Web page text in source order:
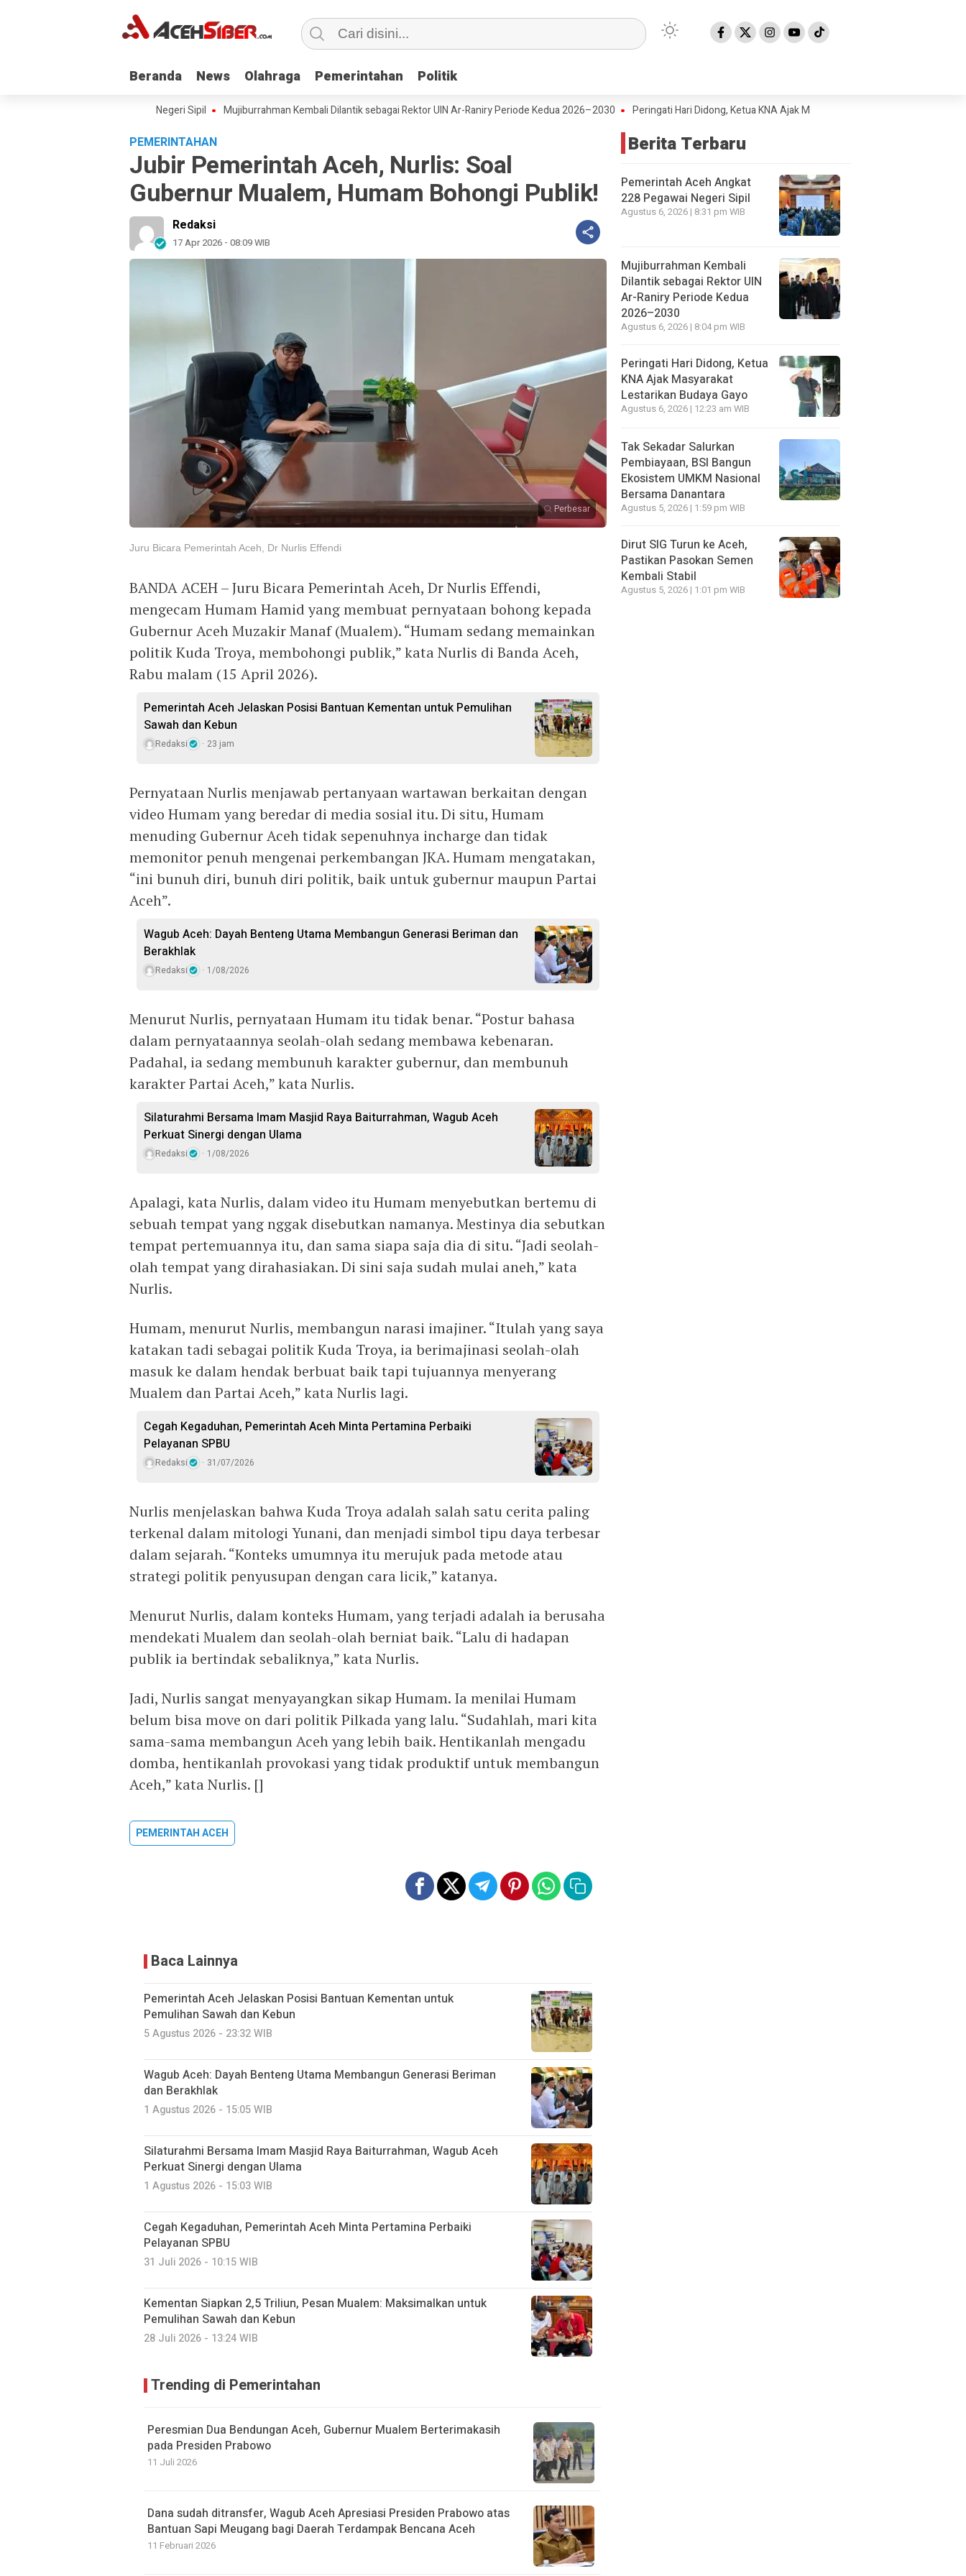
Beranda News Olahraga Pemerintahan Politik
Beranda News Olahraga Pemerintahan Politik
Angkat 228 Pegawai Negeri Sipil Mujiburrahman Kembali Dilantik sebagai Rektor UIN Ar-Raniry Periode Kedua 2026–2030 Peringati Hari Didong, Ketua KNA Ajak Masyarakat Lestarikan Budaya Gayo
PEMERINTAHAN
Jubir Pemerintah Aceh, Nurlis: Soal
Gubernur Mualem, Humam Bohongi Publik!
Redaksi
17 Apr 2026 - 08:09 WIB
Perbesar
Juru Bicara Pemerintah Aceh, Dr Nurlis Effendi
BANDA ACEH – Juru Bicara Pemerintah Aceh, Dr Nurlis Effendi,
mengecam Humam Hamid yang membuat pernyataan bohong kepada
Gubernur Aceh Muzakir Manaf (Mualem). “Humam sedang memainkan
politik Kuda Troya, membohongi publik,” kata Nurlis di Banda Aceh,
Rabu malam (15 April 2026).
Pemerintah Aceh Jelaskan Posisi Bantuan Kementan untuk Pemulihan
Sawah dan Kebun
Redaksi 23 jam
Pernyataan Nurlis menjawab pertanyaan wartawan berkaitan dengan
video Humam yang beredar di media sosial itu. Di situ, Humam
menuding Gubernur Aceh tidak sepenuhnya incharge dan tidak
memonitor penuh mengenai perkembangan JKA. Humam mengatakan,
“ini bunuh diri, bunuh diri politik, baik untuk gubernur maupun Partai
Aceh”.
Wagub Aceh: Dayah Benteng Utama Membangun Generasi Beriman dan
Berakhlak
Redaksi 1/08/2026
Menurut Nurlis, pernyataan Humam itu tidak benar. “Postur bahasa
dalam pernyataannya seolah-olah sedang membawa kebenaran.
Padahal, ia sedang membunuh karakter gubernur, dan membunuh
karakter Partai Aceh,” kata Nurlis.
Silaturahmi Bersama Imam Masjid Raya Baiturrahman, Wagub Aceh
Perkuat Sinergi dengan Ulama
Redaksi 1/08/2026
Apalagi, kata Nurlis, dalam video itu Humam menyebutkan bertemu di
sebuah tempat yang nggak disebutkan namanya. Mestinya dia sebutkan
tempat pertemuannya itu, dan sama siapa saja dia di situ. “Jadi seolah-
olah tempat yang dirahasiakan. Di sini saja sudah mulai aneh,” kata
Nurlis.
Humam, menurut Nurlis, membangun narasi imajiner. “Itulah yang saya
katakan tadi sebagai politik Kuda Troya, ia berimajinasi seolah-olah
masuk ke dalam hendak berbuat baik tapi tujuannya menyerang
Mualem dan Partai Aceh,” kata Nurlis lagi.
Cegah Kegaduhan, Pemerintah Aceh Minta Pertamina Perbaiki
Pelayanan SPBU
Redaksi 31/07/2026
Nurlis menjelaskan bahwa Kuda Troya adalah salah satu cerita paling
terkenal dalam mitologi Yunani, dan menjadi simbol tipu daya terbesar
dalam sejarah. “Konteks umumnya itu merujuk pada metode atau
strategi politik penyusupan dengan cara licik,” katanya.
Menurut Nurlis, dalam konteks Humam, yang terjadi adalah ia berusaha
mendekati Mualem dan seolah-olah berniat baik. “Lalu di hadapan
publik ia bertindak sebaliknya,” kata Nurlis.
Jadi, Nurlis sangat menyayangkan sikap Humam. Ia menilai Humam
belum bisa move on dari politik Pilkada yang lalu. “Sudahlah, mari kita
sama-sama membangun Aceh yang lebih baik. Hentikanlah mengadu
domba, hentikanlah provokasi yang tidak produktif untuk membangun
Aceh,” kata Nurlis. []
PEMERINTAH ACEH
Baca Lainnya
Pemerintah Aceh Jelaskan Posisi Bantuan Kementan untuk
Pemulihan Sawah dan Kebun
5 Agustus 2026 - 23:32 WIB
Wagub Aceh: Dayah Benteng Utama Membangun Generasi Beriman
dan Berakhlak
1 Agustus 2026 - 15:05 WIB
Silaturahmi Bersama Imam Masjid Raya Baiturrahman, Wagub Aceh
Perkuat Sinergi dengan Ulama
1 Agustus 2026 - 15:03 WIB
Cegah Kegaduhan, Pemerintah Aceh Minta Pertamina Perbaiki
Pelayanan SPBU
31 Juli 2026 - 10:15 WIB
Kementan Siapkan 2,5 Triliun, Pesan Mualem: Maksimalkan untuk
Pemulihan Sawah dan Kebun
28 Juli 2026 - 13:24 WIB
Trending di Pemerintahan
Peresmian Dua Bendungan Aceh, Gubernur Mualem Berterimakasih
pada Presiden Prabowo
11 Juli 2026
Dana sudah ditransfer, Wagub Aceh Apresiasi Presiden Prabowo atas
Bantuan Sapi Meugang bagi Daerah Terdampak Bencana Aceh ‎
11 Februari 2026
Berita Terbaru
Pemerintah Aceh Angkat
228 Pegawai Negeri Sipil
Agustus 6, 2026 | 8:31 pm WIB
Mujiburrahman Kembali
Dilantik sebagai Rektor UIN
Ar-Raniry Periode Kedua
2026–2030
Agustus 6, 2026 | 8:04 pm WIB
Peringati Hari Didong, Ketua
KNA Ajak Masyarakat
Lestarikan Budaya Gayo
Agustus 6, 2026 | 12:23 am WIB
Tak Sekadar Salurkan
Pembiayaan, BSI Bangun
Ekosistem UMKM Nasional
Bersama Danantara
Agustus 5, 2026 | 1:59 pm WIB
Dirut SIG Turun ke Aceh,
Pastikan Pasokan Semen
Kembali Stabil
Agustus 5, 2026 | 1:01 pm WIB